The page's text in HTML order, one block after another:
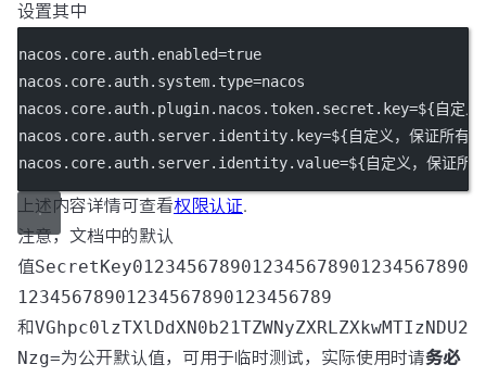
设置其中
nacos.core.auth.enabled=true
nacos.core.auth.system.type=nacos
nacos.core.auth.plugin.nacos.token.secret.key=${自定义
nacos.core.auth.server.identity.key=${自定义，保证所有
nacos.core.auth.server.identity.value=${自定义，保证所
上述内容详情可查看权限认证.
注意，文档中的默认
值SecretKey0123456789012345678901234567890
12345678901234567890123456789
和VGhpc0lzTXlDdXN0b21TZWNyZXRLZXkwMTIzNDU2
Nzg=为公开默认值，可用于临时测试，实际使用时请务必